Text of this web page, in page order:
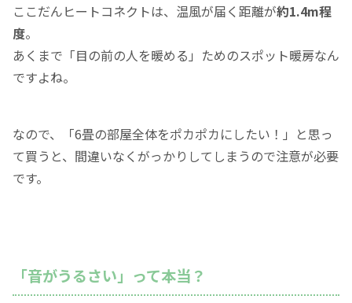
ここだんヒートコネクトは、温風が届く距離が約1.4m程
度。
あくまで「目の前の人を暖める」ためのスポット暖房なん
ですよね。
なので、「6畳の部屋全体をポカポカにしたい！」と思っ
て買うと、間違いなくがっかりしてしまうので注意が必要
です。
「音がうるさい」って本当？